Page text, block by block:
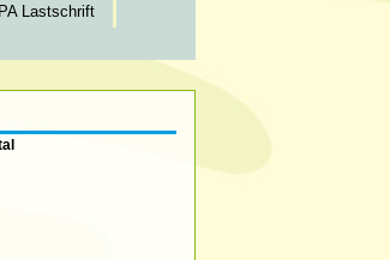
Lastschrift